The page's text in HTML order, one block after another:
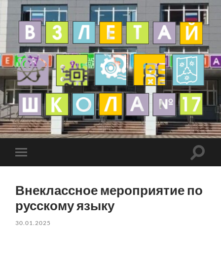
Внеклассное мероприятие по
русскому языку
30.01.2025